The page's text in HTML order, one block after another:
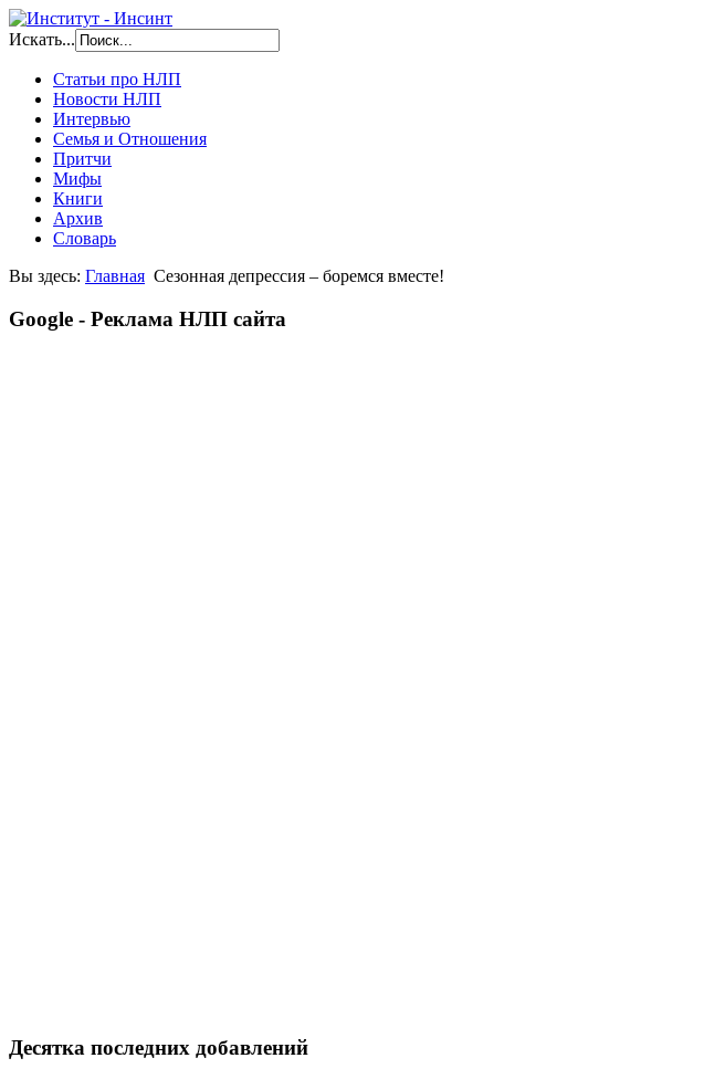
Искать...
Статьи про НЛП
Новости НЛП
Интервью
Семья и Отношения
Притчи
Мифы
Книги
Архив
Словарь
Вы здесь: Главная Сезонная депрессия – боремся вместе!
Google - Реклама НЛП сайта
Десятка последних добавлений